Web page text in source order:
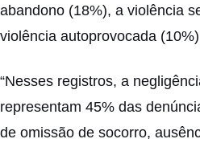
abandono (18%), a violência
violência autoprovocada
“Nesses registros, a
representam 45% das
de omissão de socorro,